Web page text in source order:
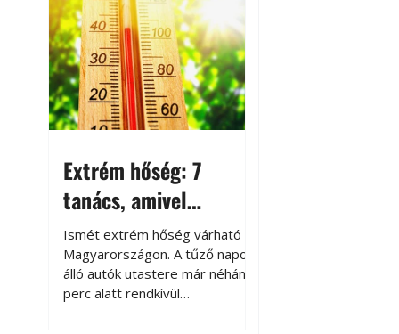
Extrém hőség: 7
tanács, amivel
megóvhatjuk
autónkat a nyári
károktól
Ismét extrém hőség várható
Magyarországon. A tűző napon
álló autók utastere már néhány
perc alatt rendkívül